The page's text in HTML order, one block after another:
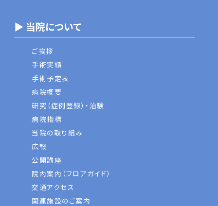
▶ 当院について
ご挨拶
手術実績
手術予定表
病院概要
研究（症例登録）・治験
病院指標
当院の取り組み
広報
公開講座
院内案内（フロアガイド）
交通アクセス
関連施設のご案内